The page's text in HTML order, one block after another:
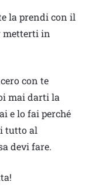
la prendi con il
metterti in
con te
mai darti la
e lo fai perché
tutto al
devi fare.